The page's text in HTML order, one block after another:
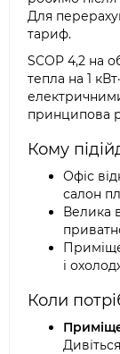
Для
тариф.
SCOP 4,2 на
тепла на 1
принципова
Кому
Офіс
салон
Велика
і
Коли
Дивіться